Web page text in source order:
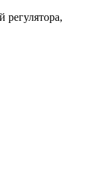
регулятора,